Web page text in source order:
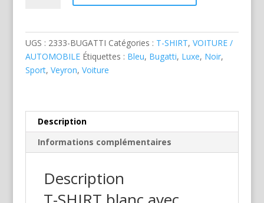
UGS : 2333-BUGATTI Catégories : T-SHIRT, VOITURE /
AUTOMOBILE Étiquettes : Bleu, Bugatti, Luxe, Noir,
Sport, Veyron, Voiture
Description
Informations complémentaires
Description